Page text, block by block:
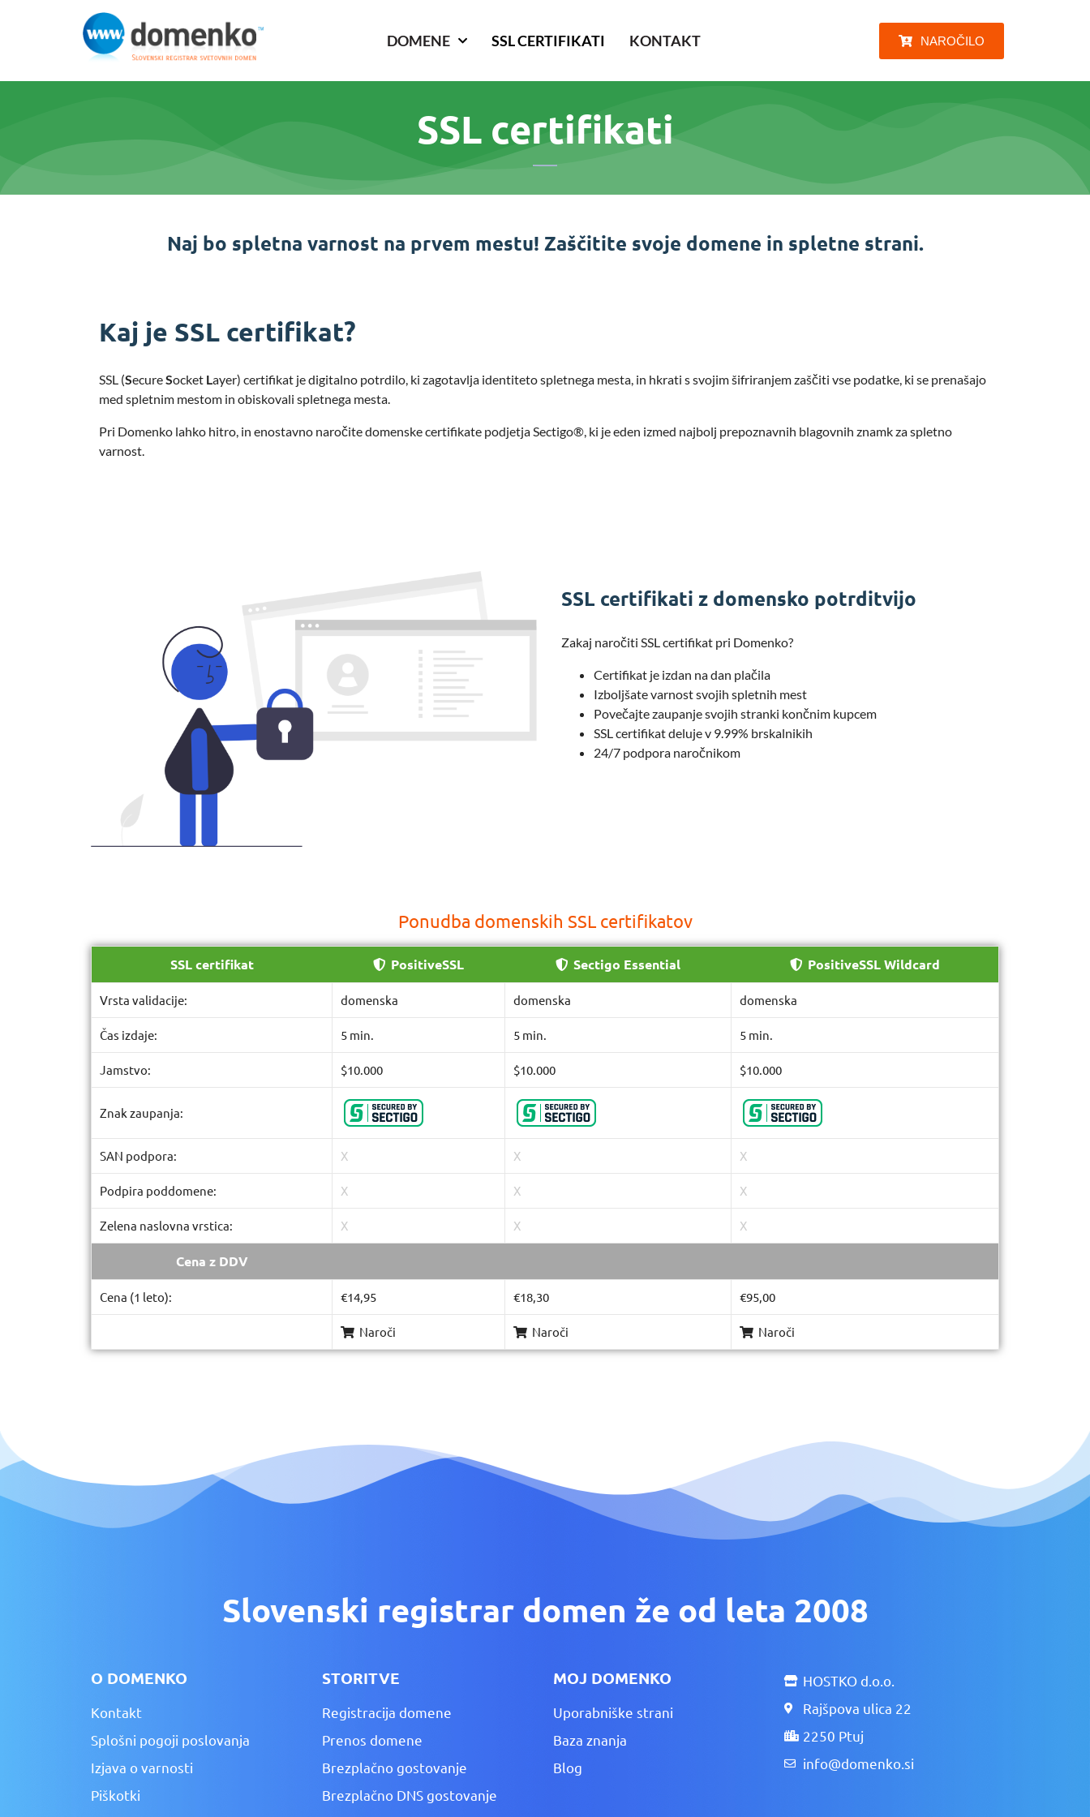
DOMENE SSL CERTIFIKATI KONTAKT NAROČILO
SSL certifikati
Naj bo spletna varnost na prvem mestu! Zaščitite svoje domene in spletne strani.
Kaj je SSL certifikat?
SSL (SecureSocket Layer) certifikat je digitalno potrdilo, ki zagotavlja identiteto spletnega mesta, in hkrati s svojim šifriranjem zaščiti vse podatke, ki se prenašajo
med spletnim mestom in obiskovali spletnega mesta.
Pri Domenko lahko hitro, in enostavno naročite domenske certifikate podjetja Sectigo®, ki je eden izmed najbolj prepoznavnih blagovnih znamk za spletno
varnost.
SSL certifikati z domensko potrditvijo
Zakaj naročiti SSL certifikat pri Domenko?
Certifikat je izdan na dan plačila
Izboljšate varnost svojih spletnih mest
Povečajte zaupanje svojih stranki končnim kupcem
SSL certifikat deluje v 9.99% brskalnikih
24/7 podpora naročnikom
Ponudba domenskih SSL certifikatov
SSL certifikat PositiveSSL Sectigo Essential PositiveSSL Wildcard
Vrsta validacije: domenska domenska domenska
Čas izdaje: 5 min. 5 min. 5 min.
Jamstvo: $10.000 $10.000 $10.000
Znak zaupanja:
SAN podpora: X X X
Podpira poddomene: X X X
Zelena naslovna vrstica: X X X
Cena z DDV
Cena (1 leto): €14,95 €18,30 €95,00
Naroči Naroči Naroči
Slovenski registrar domen že od leta 2008
O DOMENKO
Kontakt
Splošni pogoji poslovanja
Izjava o varnosti
Piškotki
STORITVE
Registracija domene
Prenos domene
Brezplačno gostovanje
Brezplačno DNS gostovanje
MOJ DOMENKO
Uporabniške strani
Baza znanja
Blog
HOSTKO d.o.o.
Rajšpova ulica 22
2250 Ptuj
info@domenko.si